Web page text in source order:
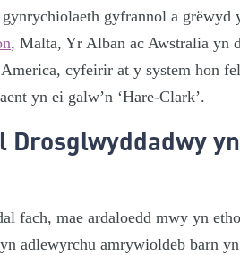
gyfrannol a grëwyd
, Malta, Yr Alban ac Awstralia yn
cyfeirir at y system hon
yn ei galw’n ‘Hare-Clark’.
Drosglwyddadwy yn
fach, mae ardaloedd mwy yn
adlewyrchu amrywioldeb barn